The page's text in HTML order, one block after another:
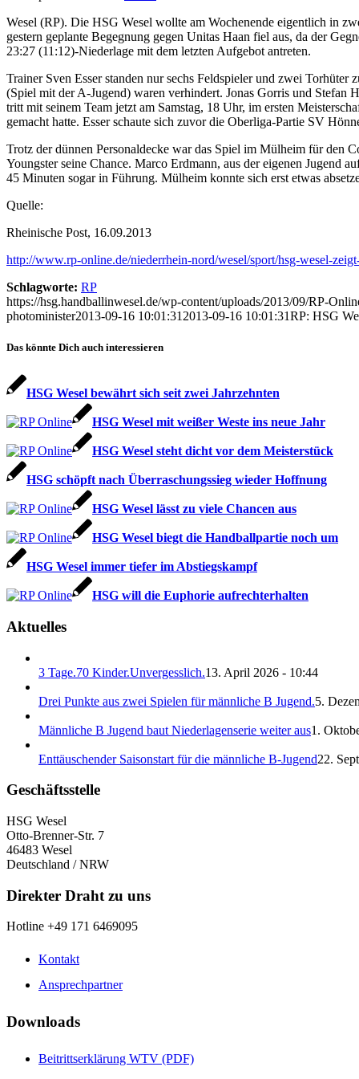
Wesel (RP). Die HSG Wesel wollte am Wochenende eigentlich in
gestern geplante Begegnung gegen Unitas Haan fiel aus, da der
23:27 (11:12)-Niederlage mit dem letzten Aufgebot antreten.
Trainer Sven Esser standen nur sechs Feldspieler und zwei
(Spiel mit der A-Jugend) waren verhindert. Jonas Gorris und Stefan
tritt mit seinem Team jetzt am Samstag, 18 Uhr, im ersten
gemacht hatte. Esser schaute sich zuvor die Oberliga-Partie SV
Trotz der dünnen Personaldecke war das Spiel im Mülheim für den
Youngster seine Chance. Marco Erdmann, aus der eigenen Jugend
45 Minuten sogar in Führung. Mülheim konnte sich erst etwas
Quelle:
Rheinische Post, 16.09.2013
http://www.rp-online.de/niederrhein-nord/wesel/sport/hsg-wesel-
Schlagworte: RP
https://hsg.handballinwesel.de/wp-content/uploads/2013/09/RP-
photominister2013-09-16 10:01:31 2013-09-16 10:01:31RP: HSG
Das könnte Dich auch interessieren
HSG We­sel be­währt sich seit zwei Jahr­zehn­ten
HSG Wesel mit weißer Weste ins neue Jahr
HSG Wesel steht dicht vor dem Meisterstück
HSG schöpft nach Über­ra­schungs­sieg wie­der Hoff­nung
HSG Wesel lässt zu viele Chancen aus
HSG Wesel biegt die Handballpartie noch um
HSG Wesel immer tiefer im Abstiegskampf
HSG will die Euphorie aufrechterhalten
Aktuelles
3 Tage.70 Kinder.Unvergesslich.13. April 2026 - 10:44
Drei Punkte aus zwei Spielen für männliche B Jugend.5.
Männliche B Jugend baut Niederlagenserie weiter aus1.
Enttäuschender Saisonstart für die männliche B-Jugend22.
Geschäftsstelle
HSG Wesel
Otto-Brenner-Str. 7
46483 Wesel
Deutschland / NRW
Direkter Draht zu uns
Hotline +49 171 6469095
Kontakt
Ansprechpartner
Downloads
Beitrittserklärung WTV (PDF)